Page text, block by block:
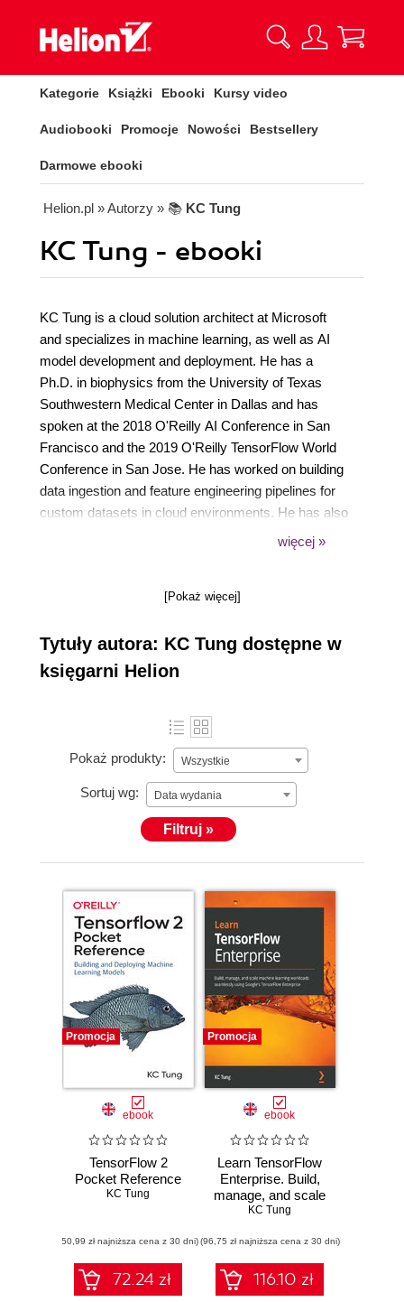
Kategorie Książki Ebooki Kursy video
Audiobooki Promocje Nowości Bestsellery
Darmowe ebooki
Helion.pl » Autorzy » 📚 KC Tung
KC Tung - ebooki
KC Tung is a cloud solution architect at Microsoft
and specializes in machine learning, as well as AI
model development and deployment. He has a
Ph.D. in biophysics from the University of Texas
Southwestern Medical Center in Dallas and has
spoken at the 2018 O'Reilly AI Conference in San
Francisco and the 2019 O'Reilly TensorFlow World
Conference in San Jose. He has worked on building
data ingestion and feature engineering pipelines for
custom datasets in cloud environments. He has also
delivered machine learning models for scalable
więcej »
[Pokaż więcej]
Tytuły autora: KC Tung dostępne w
księgarni Helion
Pokaż produkty: Wszystkie
Sortuj wg: Data wydania
Filtruj »
Promocja
ebook
TensorFlow 2
Pocket Reference
KC Tung
(50,99 zł najniższa cena z 30 dni)
72.24 zł
Promocja
ebook
Learn TensorFlow
Enterprise. Build,
manage, and scale
machine learning
seamlessly using
Google's
TensorFlow
Enterprise
KC Tung
(96,75 zł najniższa cena z 30 dni)
116.10 zł